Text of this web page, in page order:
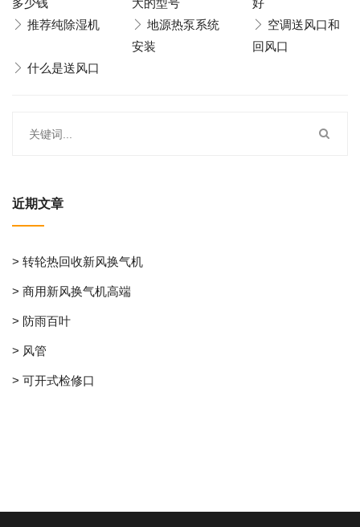
多少钱
大的型号
好
推荐纯除湿机
地源热泵系统
安装
空调送风口和
回风口
什么是送风口
近期文章
> 转轮热回收新风换气机
> 商用新风换气机高端
> 防雨百叶
> 风管
> 可开式检修口